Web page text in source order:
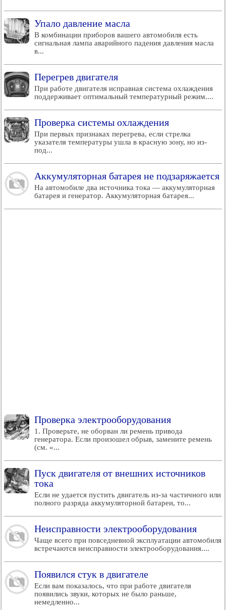
Упало давление масла
В комбинации приборов вашего автомобиля есть
сигнальная лампа аварийного падения давления масла
в...
Перегрев двигателя
При работе двигателя исправная система охлаждения
поддерживает оптимальный температурный режим....
Проверка системы охлаждения
При первых признаках перегрева, если стрелка
указателя температуры ушла в красную зону, но из-
под...
Аккумуляторная батарея не подзаряжается
На автомобиле два источника тока — аккумуляторная
батарея и генератор. Аккумуляторная батарея...
Проверка электрооборудования
1. Проверьте, не оборван ли ремень привода
генератора. Если произошел обрыв, замените ремень
(см. «...
Пуск двигателя от внешних источников
тока
Если не удается пустить двигатель из-за частичного или
полного разряда аккумуляторной батареи, то...
Неисправности электрооборудования
Чаще всего при повседневной эксплуатации автомобиля
встречаются неисправности электрооборудования....
Появился стук в двигателе
Если вам показалось, что при работе двигателя
появились звуки, которых не было раньше,
немедленно...